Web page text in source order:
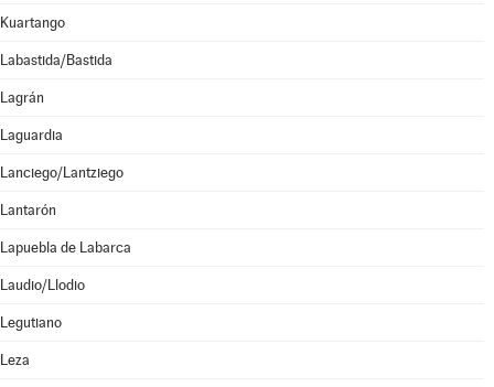
Kuartango
Labastida/Bastida
Lagrán
Laguardia
Lanciego/Lantziego
Lantarón
Lapuebla de Labarca
Laudio/Llodio
Legutiano
Leza